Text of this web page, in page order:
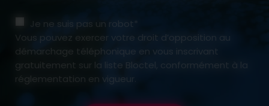
Je ne suis pas un robot*
Vous pouvez exercer votre droit d’opposition au
démarchage téléphonique en vous inscrivant
gratuitement sur la liste Bloctel, conformément à la
réglementation en vigueur.